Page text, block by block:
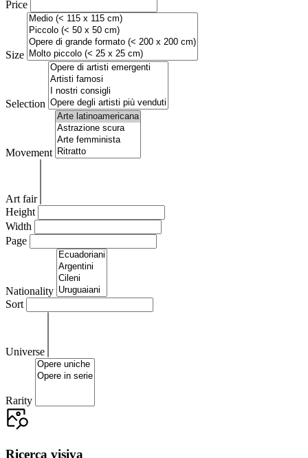
Price
Size
Selection
Movement
Art fair
Height
Width
Page
Nationality
Sort
Universe
Rarity
Ricerca visiva